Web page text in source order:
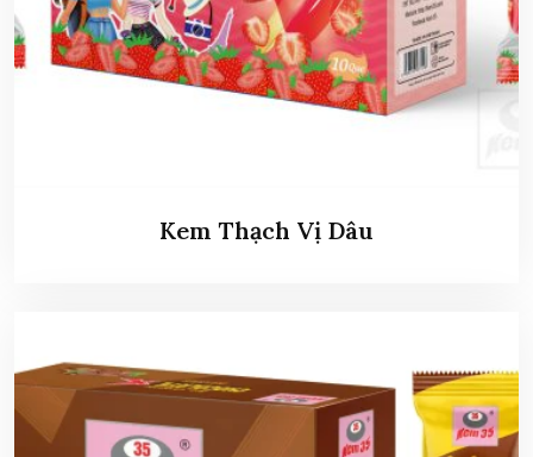
Kem Thạch Vị Dâu